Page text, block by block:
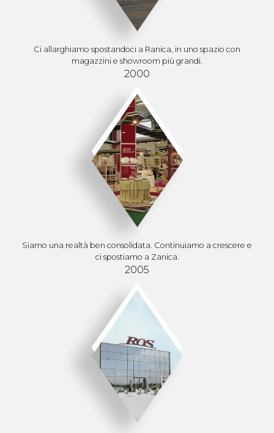
Ci allarghiamo spostandoci a Ranica, in uno spazio con
magazzini e showroom più grandi.
2000
Siamo una realtà ben consolidata. Continuiamo a crescere e
ci spostiamo a Zanica.
2005